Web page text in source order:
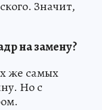
Значит,
на замену?
же самых
Но с